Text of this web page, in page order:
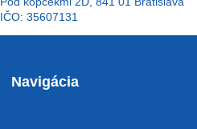
IČO: 35607131
Navigácia